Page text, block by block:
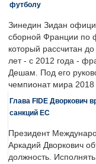
футболу
Зинедин Зидан
сборной Франции по
который рассчитан
лет - с 2012 года -
Дешам. Под его
чемпионат мира 2018
Глава FIDE Дворкович
санкций ЕС
Президент
Аркадий Дворкович
должность.